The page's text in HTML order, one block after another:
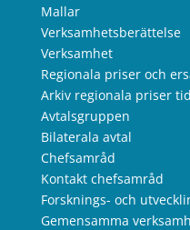
Mallar
Verksamhetsberättelse
Verksamhet
Regionala priser och
Arkiv regionala priser
Avtalsgruppen
Bilaterala avtal
Chefsamråd
Kontakt chefsamråd
Forsknings- och
Gemensamma